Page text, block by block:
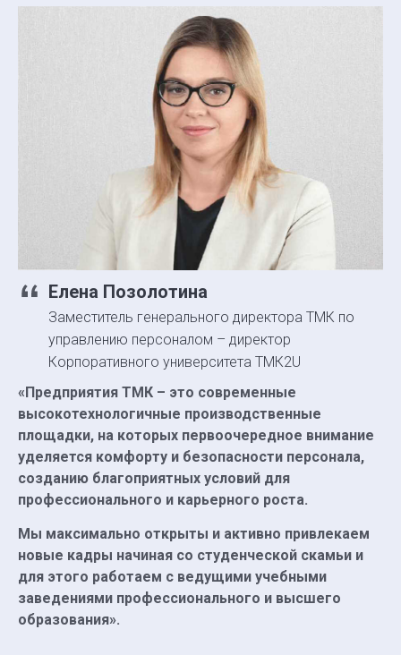
Елена Позолотина
Заместитель генерального директора ТМК по
управлению персоналом – директор
Корпоративного университета ТМК2U
«Предприятия ТМК – это современные
высокотехнологичные производственные
площадки, на которых первоочередное внимание
уделяется комфорту и безопасности персонала,
созданию благоприятных условий для
профессионального и карьерного роста.
Мы максимально открыты и активно привлекаем
новые кадры начиная со студенческой скамьи и
для этого работаем с ведущими учебными
заведениями профессионального и высшего
образования».